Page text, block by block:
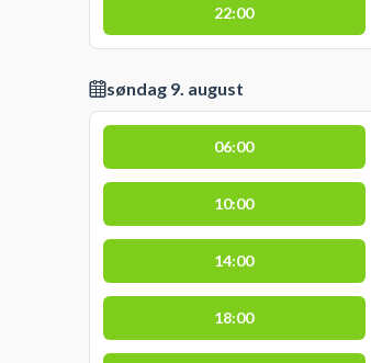
22:00
søndag 9. august
06:00
10:00
14:00
18:00